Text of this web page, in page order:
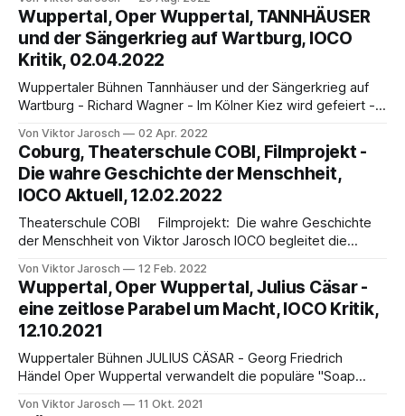
7565-1973-6 / epubli ISBN: 9783756519736 - € 13,00
Besprechung von Viktor Jarosch Wer freut sich nicht über
einen heißen Tipp von der besten Freundin, wenn es um
Schönheit
Wuppertal, Oper Wuppertal, TANNHÄUSER
und der Sängerkrieg auf Wartburg, IOCO
Kritik, 02.04.2022
Wuppertaler Bühnen Tannhäuser und der Sängerkrieg auf
Wartburg - Richard Wagner - Im Kölner Kiez wird gefeiert -
Jarosch 1905, vor nun 117 Jahren, in der Blütezeit der Stadt
Wuppertal, wurde im Stadtteil Barmen auch die Oper
Wuppertal eröffnet: mit der romantischen Oper Tannhäuser
und
Von Viktor Jarosch 02 Apr. 2022
Coburg, Theaterschule COBI, Filmprojekt -
Die wahre Geschichte der Menschheit,
IOCO Aktuell, 12.02.2022
Theaterschule COBI Filmprojekt: Die wahre Geschichte
der Menschheit von Viktor Jarosch IOCO begleitet die
oberfränkischen Coburg seit Anfang 2021. Über Theater
AGs, integratives Klassentheater, Kulturwerkstätten, Motto
„Theater macht Spaß“, werden in der Theaterschule COBI
Kinder, Jugendliche und Erwachsene für das Theaterspielen
Von Viktor Jarosch 12 Feb. 2022
Wuppertal, Oper Wuppertal, Julius Cäsar -
eine zeitlose Parabel um Macht, IOCO Kritik,
12.10.2021
Wuppertaler Bühnen JULIUS CÄSAR - Georg Friedrich
Händel Oper Wuppertal verwandelt die populäre "Soap
Macht und Herrschaft von Viktor Jarosch Georg Friedrich
Von Viktor Jarosch 11 Okt. 2021